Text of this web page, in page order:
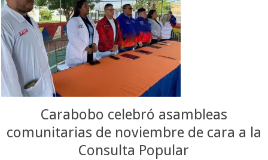
Carabobo celebró asambleas
comunitarias de noviembre de cara a la
Consulta Popular